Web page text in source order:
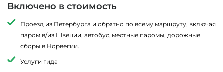
Включено в стоимость
Проезд из Петербурга и обратно по всему маршруту, включая
паром в/из Швеции, автобус, местные паромы, дорожные
сборы в Норвегии.
Услуги гида